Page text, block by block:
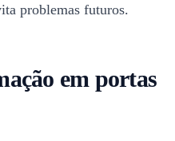
problemas futuros.
em portas